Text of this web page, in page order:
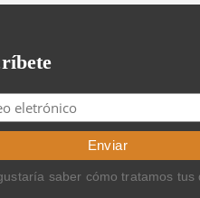
saber cómo tratamos tus